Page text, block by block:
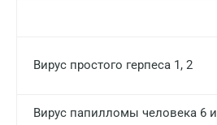
Вирус простого герпеса 1, 2
Вирус папилломы человека 6 и
Рыбинск